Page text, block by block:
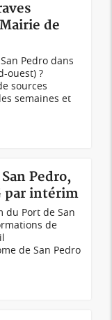
de
Pedro dans
ouest) ?
sources
semaines et
Pedro,
par intérim
du Port de San
de
de San Pedro